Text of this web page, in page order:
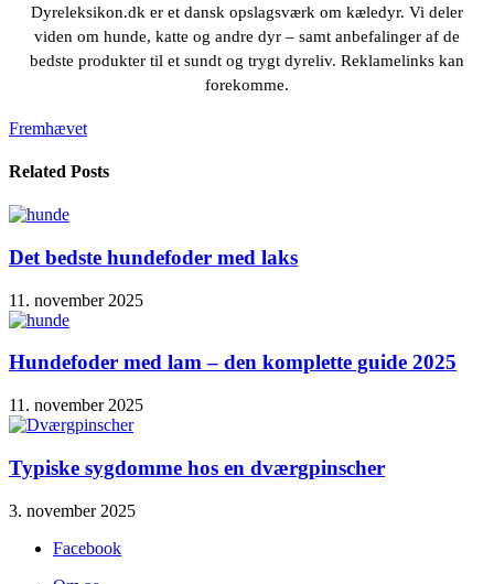
Dyreleksikon.dk er et dansk opslagsværk om kæledyr. Vi deler
viden om hunde, katte og andre dyr – samt anbefalinger af de
bedste produkter til et sundt og trygt dyreliv. Reklamelinks kan
forekomme.
Fremhævet
Related Posts
Det bedste hundefoder med laks
11. november 2025
Hundefoder med lam – den komplette guide 2025
11. november 2025
Typiske sygdomme hos en dværgpinscher
3. november 2025
Facebook